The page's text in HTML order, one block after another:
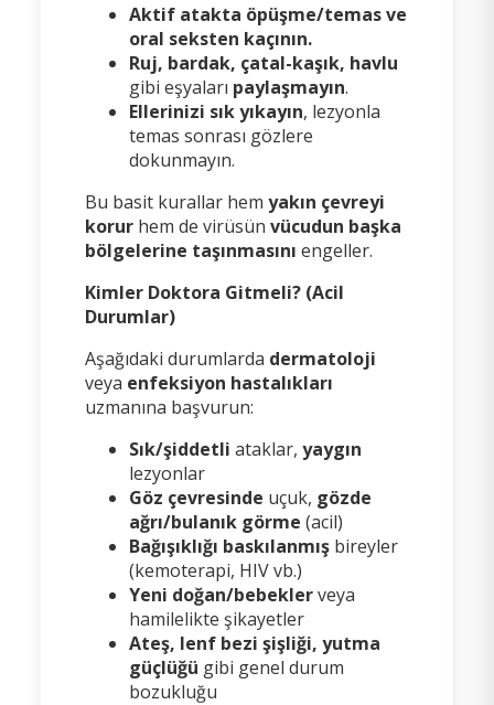
Aktif atakta öpüşme/temas ve
oral seksten kaçının.
Ruj, bardak, çatal-kaşık, havlu
gibi eşyaları paylaşmayın.
Ellerinizi sık yıkayın, lezyonla
temas sonrası gözlere
dokunmayın.
Bu basit kurallar hem yakın çevreyi
korurhem de virüsün vücudun başka
bölgelerine taşınmasını engeller.
Kimler Doktora Gitmeli? (Acil
Durumlar)
Aşağıdaki durumlarda dermatoloji
veya enfeksiyon hastalıkları
uzmanına başvurun:
Sık/şiddetli ataklar, yaygın
lezyonlar
Göz çevresinde uçuk, gözde
ağrı/bulanık görme (acil)
Bağışıklığı baskılanmışbireyler
(kemoterapi, HIV vb.)
Yeni doğan/bebeklerveya
hamilelikte şikayetler
Ateş, lenf bezi şişliği, yutma
güçlüğü gibi genel durum
bozukluğu